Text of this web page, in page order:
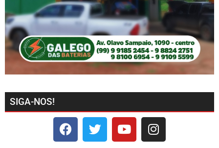
SIGA-NOS!